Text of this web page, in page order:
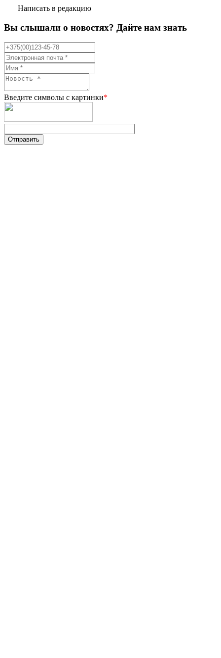
Написать в редакцию
Вы слышали о новостях? Дайте нам знать
Введите символы с картинки*
Отправить